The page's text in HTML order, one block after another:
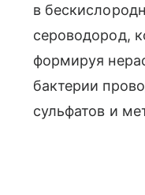
в
сероводород,
формируя
бактерии
сульфатов и